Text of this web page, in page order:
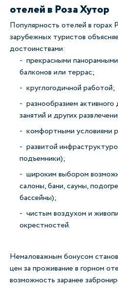
отелей в Роза Хутор
Популярность отелей в горах
зарубежных туристов
достоинствами:
прекрасными
балконов или террас;
круглогодичной работой;
разнообразием
занятий и других
комфортными условиями
развитой
подъемники);
широким выбором
салоны, бани, сауны,
бассейны);
чистым воздухом и
окрестностей.
Немаловажным бонусом
цен за проживание в горном
возможность заранее